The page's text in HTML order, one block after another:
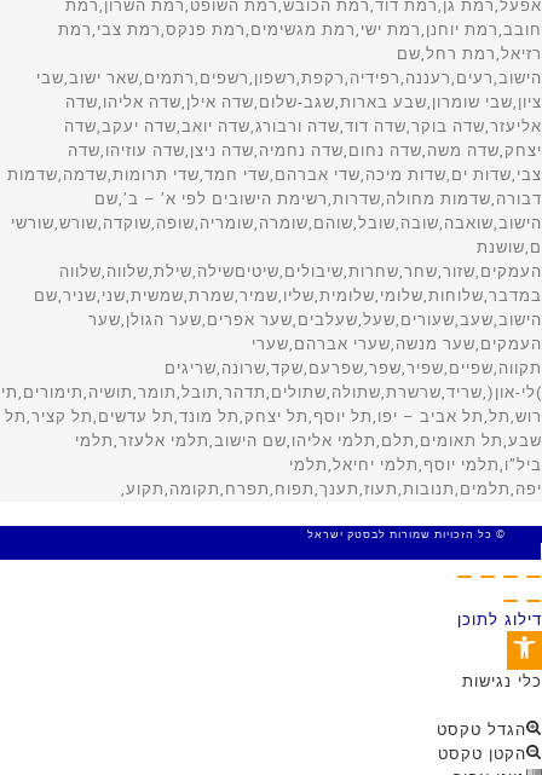
© כל הזכויות שמורות לבסטק ישראל
דילוג לתוכן
פתח סרגל נגישות
כלי נגישות
הגדל טקסט
הקטן טקסט